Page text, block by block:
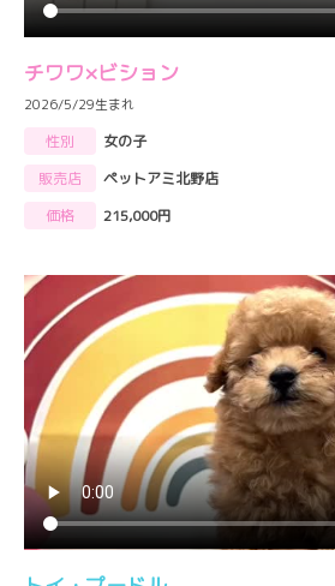
チワワ×ビション
2026/5/29生まれ
性別
女の子
販売店
ペットアミ北野店
価格
215,000円